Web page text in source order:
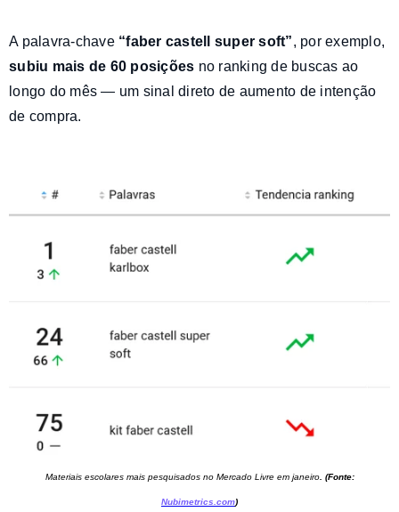
A palavra-chave “faber castell super soft”, por exemplo,
subiu mais de 60 posições no ranking de buscas ao
longo do mês — um sinal direto de aumento de intenção
de compra.
Materiais escolares mais pesquisados no Mercado Livre em janeiro. (Fonte:
Nubimetrics.com)